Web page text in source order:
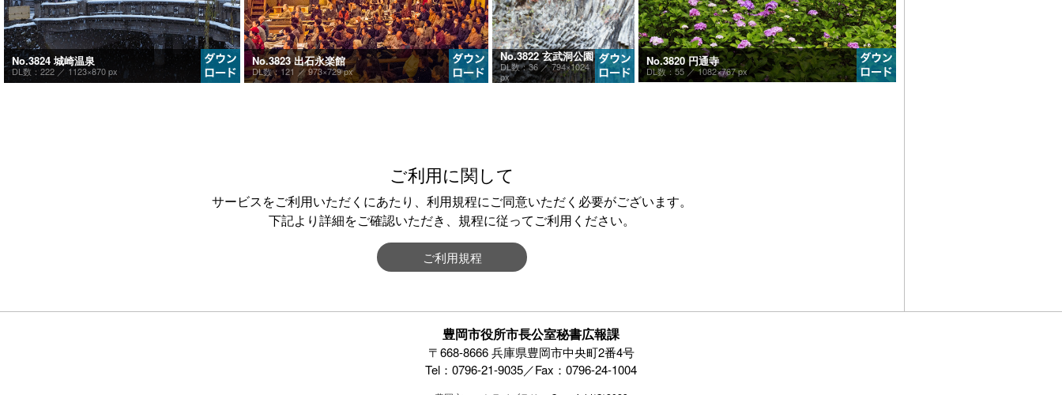
No.3824 城崎温泉
DL数：222 ／ 1123×870 px
No.3823 出石永楽館
DL数：121 ／973×729 px
No.3822 玄武洞公園
DL数：36 ／794×1024
px
No.3820 円通寺
DL数：55 ／1082×767 px
ご利用に関して
サービスをご利用いただくにあたり、利用規程にご同意いただく必要がございます。
下記より詳細をご確認いただき、規程に従ってご利用ください。
ご利用規程
豊岡市役所市長公室秘書広報課
〒668-8666 兵庫県豊岡市中央町2番4号
Tel：0796-21-9035／Fax：0796-24-1004